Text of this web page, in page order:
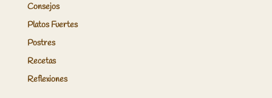
Consejos
Platos Fuertes
Postres
Recetas
Reflexiones